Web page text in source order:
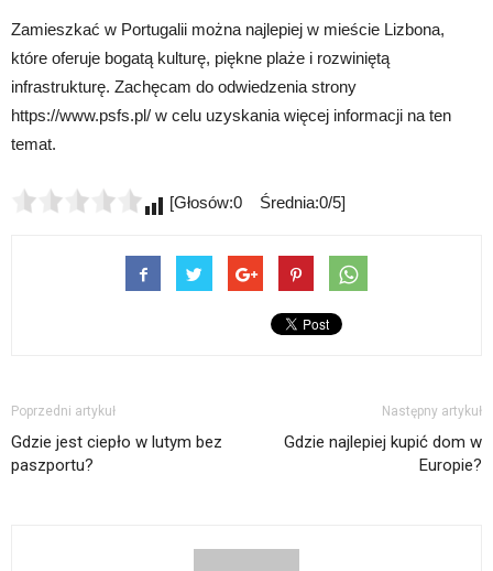
Zamieszkać w Portugalii można najlepiej w mieście Lizbona,
które oferuje bogatą kulturę, piękne plaże i rozwiniętą
infrastrukturę. Zachęcam do odwiedzenia strony
https://www.psfs.pl/ w celu uzyskania więcej informacji na ten
temat.
[Głosów:0 Średnia:0/5]
Poprzedni artykuł
Gdzie jest ciepło w lutym bez
paszportu?
Następny artykuł
Gdzie najlepiej kupić dom w
Europie?